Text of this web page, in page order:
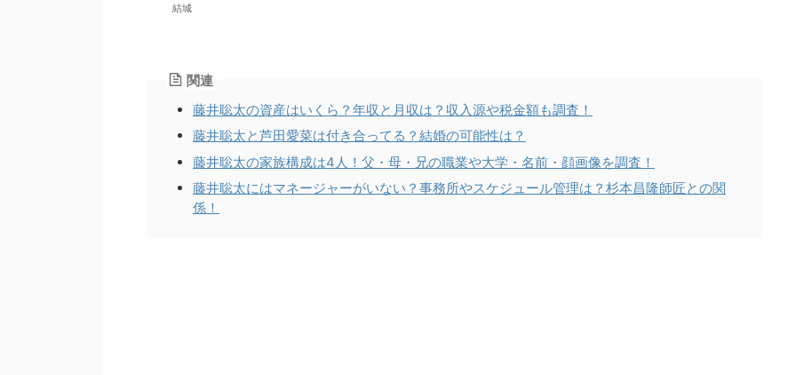
結城
関連
藤井聡太の資産はいくら？年収と月収は？収入源や税金額も調査！
藤井聡太と芦田愛菜は付き合ってる？結婚の可能性は？
藤井聡太の家族構成は4人！父・母・兄の職業や大学・名前・顔画像を調査！
藤井聡太にはマネージャーがいない？事務所やスケジュール管理は？杉本昌隆師匠との関
係！